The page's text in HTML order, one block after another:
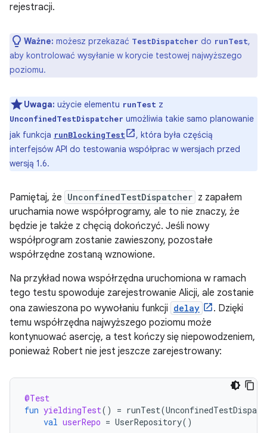
rejestracji.
Ważne: możesz przekazać TestDispatcher do runTest,
aby kontrolować wysyłanie w korycie testowej najwyższego
poziomu.
Uwaga: użycie elementu runTest z
UnconfinedTestDispatcher umożliwia takie samo planowanie
jak funkcja runBlockingTest
, która była częścią
interfejsów API do testowania współprac w wersjach przed
wersją 1.6.
Pamiętaj, że UnconfinedTestDispatcher z zapałem
uruchamia nowe współprogramy, ale to nie znaczy, że
będzie je także z chęcią dokończyć. Jeśli nowy
współprogram zostanie zawieszony, pozostałe
współrzędne zostaną wznowione.
Na przykład nowa współrzędna uruchomiona w ramach
tego testu spowoduje zarejestrowanie Alicji, ale zostanie
ona zawieszona po wywołaniu funkcji delay
. Dzięki
temu współrzędna najwyższego poziomu może
kontynuować asercję, a test kończy się niepowodzeniem,
ponieważ Robert nie jest jeszcze zarejestrowany:
@Test
fun yieldingTest() = runTest(
val userRepo = UserRepository()